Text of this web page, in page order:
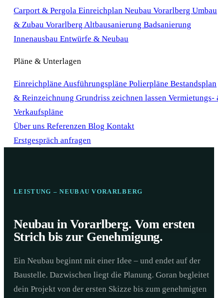
Carport & Pergola Einreichplan Neubau Vorarlberg Umbau
& Zubau Vorarlberg Altbausanierung Badsanierung
Innenausbau Entwürfe & Neubau
Pläne & Unterlagen
Einreichpläne Ausführungspläne Polierpläne Bestandsplan
& Reinzeichnung Grundriss zeichnen lassen Vermietungs-
Verkaufspläne
Über uns Referenzen Blog Kontakt
Erstgespräch anfragen
LEISTUNG – NEUBAU VORARLBERG
Neubau in Vorarlberg. Vom ersten
Strich bis zur Genehmigung.
Ein Neubau beginnt mit einer Idee – und endet auf der
Baustelle. Dazwischen liegt die Planung. Goran begleitet
dein Projekt von der ersten Skizze bis zum genehmigten